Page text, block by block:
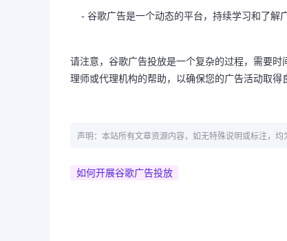
- 谷歌广告是一个动态的平台，持续学习和了解
请注意，谷歌广告投放是一个复杂的过程，需要
理师或代理机构的帮助，以确保您的广告活动取得
声明：本站所有文章资源内容，如无特殊说明或标注，
如何开展谷歌广告投放